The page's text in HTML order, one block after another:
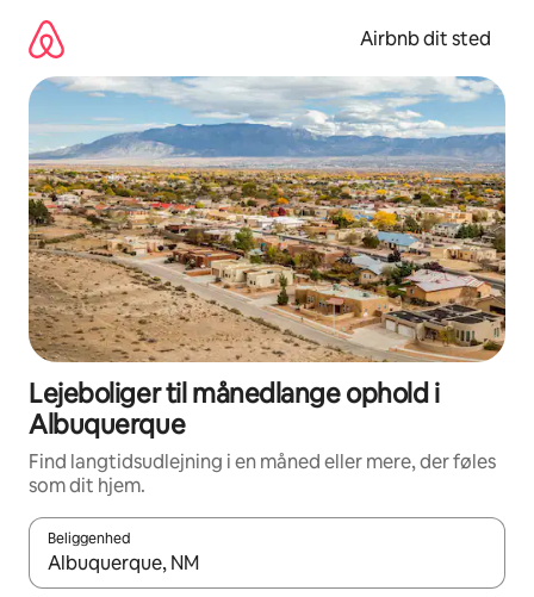
videre
indhold
Airbnb dit sted
Lejeboliger til månedlange ophold i
Albuquerque
Find langtidsudlejning i en måned eller mere, der føles
som dit hjem.
Beliggenhed
Når resultaterne er tilgængelige, skal du navigere med